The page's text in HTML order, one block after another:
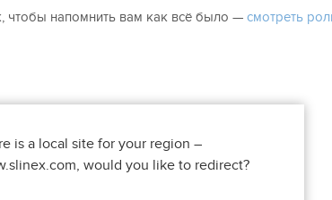
чтобы напомнить вам как всё было — смотреть
is a local site for your region –
would you like to redirect?